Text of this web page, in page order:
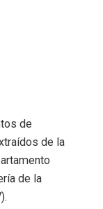
de
de la
de la